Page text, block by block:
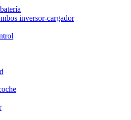
inversor-cargador